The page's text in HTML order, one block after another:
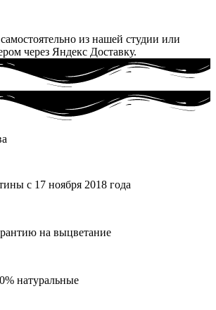
из нашей студии или
через Яндекс Доставку.
с 17 ноября 2018 года
на выцветание
натуральные